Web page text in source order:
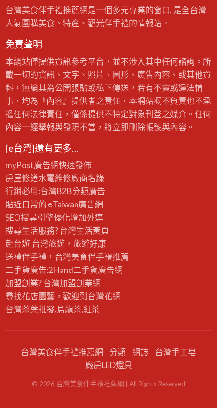
5
/
1
2
/
台灣美食伴手禮推薦網是一個多元專業的窗口, 是全台灣
人氣團購美食、特產、觀光伴手禮的情報站。
免責聲明
本網站僅提供資訊參考平台，並不涉入其中任何諮詢。所
載一切的資訊、文字、照片、圖形、廣告內容、或其他資
料，無論其為公開張貼或私下傳送，若有不實或違法情
事，均為『內容』提供者之責任，本網站概不負責也不承
擔任何法律責任，僅係提供不特定對象刊登之媒介。任何
內容一經舉報與發現不當，將立即刪除帳號與內容。
[e台灣]還有更多…
myPost廣告網快速發佈
房屋修繕水電維修廠商名錄
行銷必用:台灣B2B分類廣告
貼近日常的 eTaiwan廣告網
SEO搜尋引擎優化增加外連
搜尋生活服務? 台灣生活黃頁
赴台遊,台灣旅遊，旅遊好康
送禮伴手禮，台灣美食伴手禮推薦
二手貨廣告:2Hand二手貨廣告網
加盟創業? 台灣加盟創業網
尋找花店園藝，歡迎到 台灣花網
台灣茶葉批發,烏龍茶,紅茶
台灣美食伴手禮推薦網 分類 網誌
台灣手工皂
廠房LED燈具
© 2026 台灣美食伴手禮推薦網 | All Rights Reserved